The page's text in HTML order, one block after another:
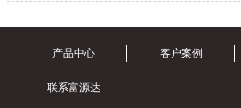
产品中心 客户案例
联系富源达